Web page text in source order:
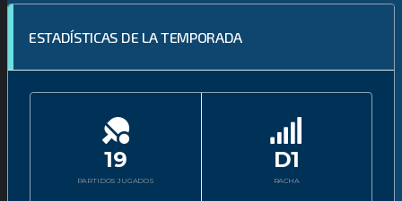
ESTADÍSTICAS DE LA TEMPORADA
19
PARTIDOS JUGADOS
D1
RACHA